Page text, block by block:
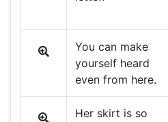
You can make
yourself heard
even from here.
Her skirt is so